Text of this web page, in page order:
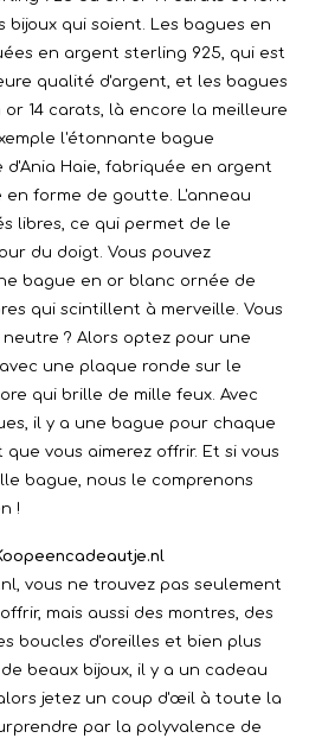
qui soient. Les bagues en
en argent sterling 925, qui est
qualité d'argent, et les bagues
14 carats, là encore la meilleure
l'étonnante bague
d'Ania Haie, fabriquée en argent
forme de goutte. L'anneau
libres, ce qui permet de le
du doigt. Vous pouvez
bague en or blanc ornée de
qui scintillent à merveille. Vous
? Alors optez pour une
une plaque ronde sur le
qui brille de mille feux. Avec
il y a une bague pour chaque
vous aimerez offrir. Et si vous
bague, nous le comprenons
!
vous ne trouvez pas seulement
mais aussi des montres, des
boucles d'oreilles et bien plus
beaux bijoux, il y a un cadeau
jetez un coup d'œil à toute la
par la polyvalence de